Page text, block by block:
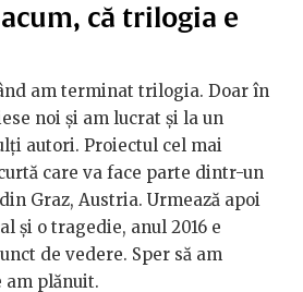
că trilogia e
am terminat trilogia. Doar în
noi și am lucrat și la un
autori. Proiectul cel mai
care va face parte dintr-un
Graz, Austria. Urmează apoi
și o tragedie, anul 2016 e
de vedere. Sper să am
am plănuit.